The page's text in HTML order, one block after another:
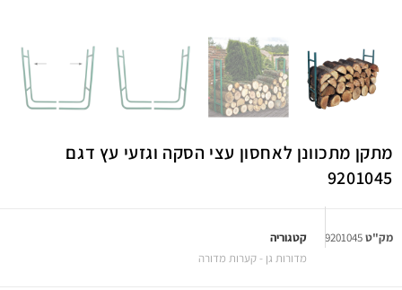
מתקן מתכוונן לאחסון עצי הסקה וגזעי עץ דגם
9201045
מק"ט9201045
קטגוריה
מדורות גן - קערות מדורה